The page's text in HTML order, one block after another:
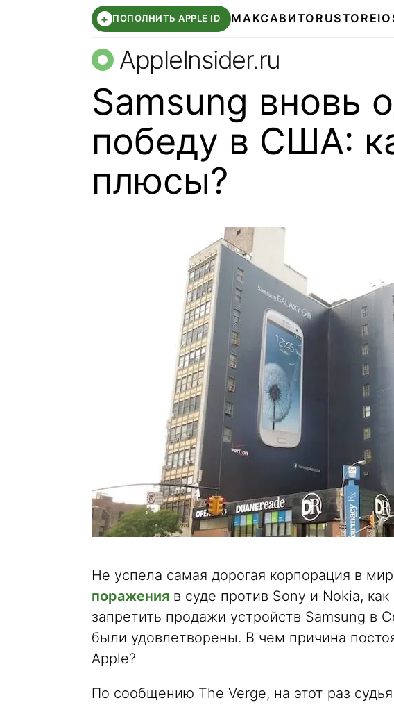
+ ПОПОЛНИТЬ APPLE ID МАКСАВИТО RUSTORE
AppleInsider.ru
Samsung вновь
победу в США:
плюсы?
Не успела самая дорогая корпорация в
поражения в суде против Sony и Nokia,
запретить продажи устройств Samsung в
были удовлетворены. В чем причина
Apple?
По сообщению The Verge, на этот раз